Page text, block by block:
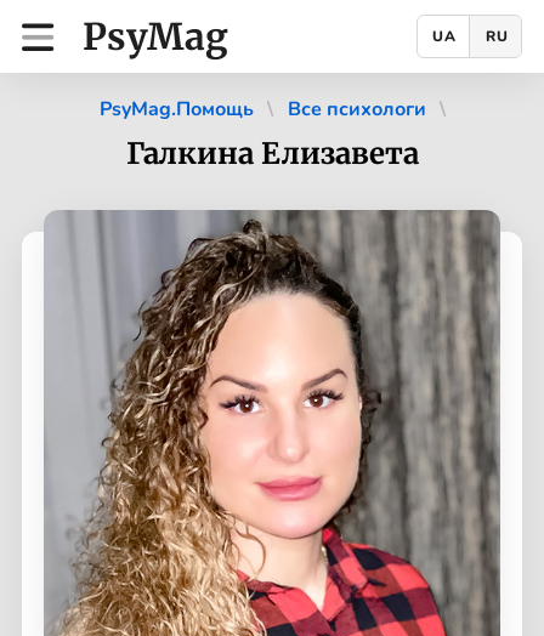
PsyMag UA RU
PsyMag.Помощь Все психологи
Галкина Елизавета